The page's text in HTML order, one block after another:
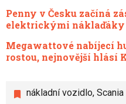
nákladní vozidlo, Scania
Penny v Česku začíná
elektrickými náklaďáky
Megawattové nabíjecí
rostou, nejnovější hlásí